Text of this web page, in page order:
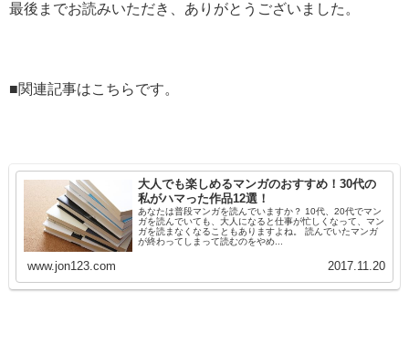
最後までお読みいただき、ありがとうございました。
■関連記事はこちらです。
大人でも楽しめるマンガのおすすめ！30代の
私がハマった作品12選！
あなたは普段マンガを読んでいますか？ 10代、20代でマン
ガを読んでいても、大人になると仕事が忙しくなって、マン
ガを読まなくなることもありますよね。 読んでいたマンガ
が終わってしまって読むのをやめ...
www.jon123.com 2017.11.20